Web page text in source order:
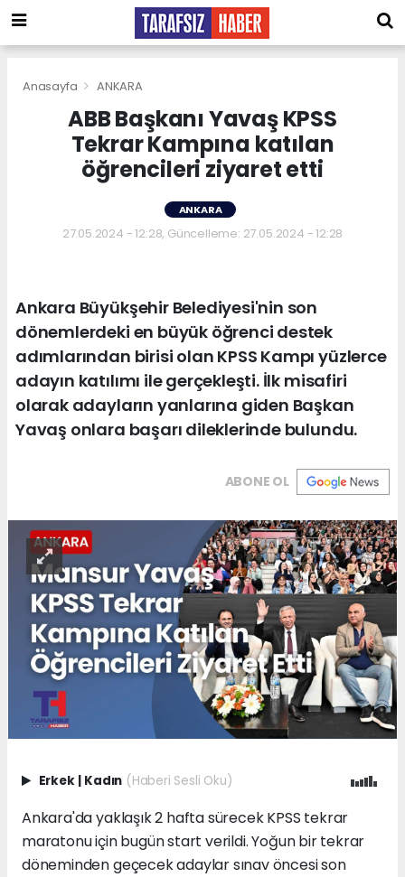
Anasayfa ANKARA
ABB Başkanı Yavaş KPSS
Tekrar Kampına katılan
öğrencileri ziyaret etti
ANKARA
27.05.2024 - 12:28, Güncelleme: 27.05.2024 - 12:28
Ankara Büyükşehir Belediyesi'nin son
dönemlerdeki en büyük öğrenci destek
adımlarından birisi olan KPSS Kampı yüzlerce
adayın katılımı ile gerçekleşti. İlk misafiri
olarak adayların yanlarına giden Başkan
Yavaş onlara başarı dileklerinde bulundu.
ABONE OL
Erkek | Kadın (Haberi Sesli Oku)
Ankara'da yaklaşık 2 hafta sürecek KPSS tekrar
maratonu için bugün start verildi. Yoğun bir tekrar
döneminden geçecek adaylar sınav öncesi son